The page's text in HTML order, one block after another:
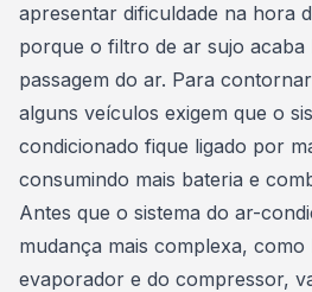
apresentar dificuldade na hora
porque o filtro de ar sujo acaba
passagem do ar. Para
alguns veículos exigem que o
condicionado fique ligado por
consumindo mais bateria e
Antes que o sistema do ar-
mudança mais complexa, como
evaporador e do compressor,